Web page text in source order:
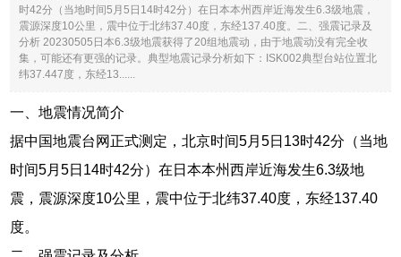
时42分（当地时间5月5日14时42分）在日本本州西岸近海发生6.3级地震，
震源深度10公里，震中位于北纬37.40度，东经137.40度。二、强震记录及
分析 20230505日本6.3级地震获得了20组地震动，由于地震动没有完全收
集，可能还有更强的记录。典型地震记录分析如下：ISK002典型台站位置北
纬37.447度，东经13......
一、地震情况简介
据中国地震台网正式测定，北京时间5月5日13时42分（当地
时间5月5日14时42分）在日本本州西岸近海发生6.3级地
震，震源深度10公里，震中位于北纬37.40度，东经137.40
度。